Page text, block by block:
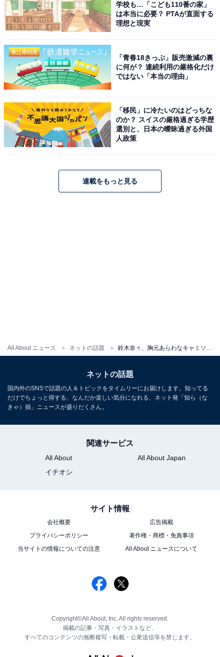
All About ニュース ネットの話題
学校も…「こども110番の家」
は本当に必要？ PTAが直面する
理想と現実
「青春18きっぷ」販売激減の裏
に何が？ 連続利用の厳格化だけ
ではない「本当の理由」
「移民」に冷たいのはどっちな
のか？ スイスの厳格過ぎる学歴
選別と、日本の曖昧過ぎる外国
人政策
連載をもっと見る
ネットの話題
国内外のSNSで話題の人＆トピックをタイムリーにお届けします。知ってる
だけでちょっと得する、なんだか楽しい気分になれる、ネット発「知ら（な
きゃ）損」ニュースが盛りだくさん。
関連サービス
All About
All About Japan
イチオシ
サイト情報
会社概要
広告掲載
プライバシーポリシー
著作権・商標・免責事項
当サイトの情報についての注意
All About ニュースについて
Copyright©All About, Inc. All rights reserved.
掲載の記事・写真・イラストなど、
すべてのコンテンツの無断複写・転載・公衆送信等を禁じます。